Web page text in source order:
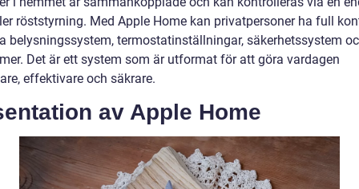
röststyrning. Med Apple Home kan privatpersoner ha full
belysningssystem, termostatinställningar, säkerhetssystem
Det är ett system som är utformat för att göra vardagen
effektivare och säkrare.
av Apple Home